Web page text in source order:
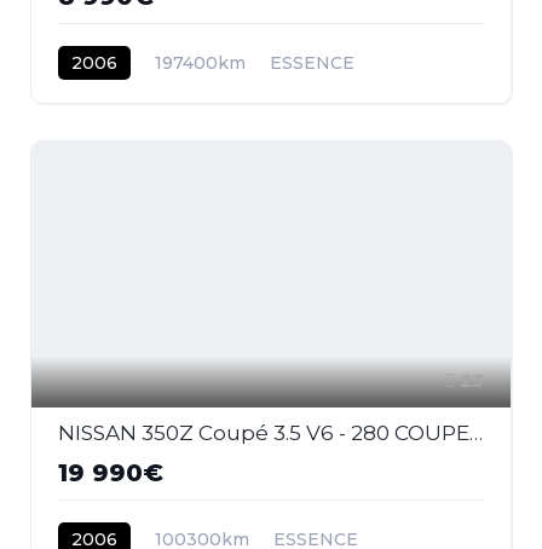
2006 197400km ESSENCE
23
NISSAN 350Z Coupé 3.5 V6 - 280 COUPE Pack
19 990€
2006 100300km ESSENCE